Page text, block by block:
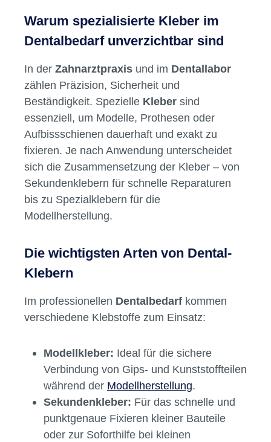
Warum spezialisierte Kleber im
Dentalbedarf unverzichtbar sind
In der Zahnarztpraxis und im Dentallabor
zählen Präzision, Sicherheit und
Beständigkeit. Spezielle Kleber sind
essenziell, um Modelle, Prothesen oder
Aufbissschienen dauerhaft und exakt zu
fixieren. Je nach Anwendung unterscheidet
sich die Zusammensetzung der Kleber – von
Sekundenklebern für schnelle Reparaturen
bis zu Spezialklebern für die
Modellherstellung.
Die wichtigsten Arten von Dental-
Klebern
Im professionellen Dentalbedarf kommen
verschiedene Klebstoffe zum Einsatz:
Modellkleber: Ideal für die sichere
Verbindung von Gips- und Kunststoffteilen
während der Modellherstellung.
Sekundenkleber: Für das schnelle und
punktgenaue Fixieren kleiner Bauteile
oder zur Soforthilfe bei kleinen